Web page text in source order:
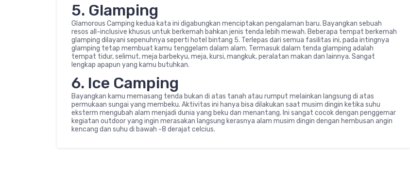
5. Glamping
Glamorous Camping kedua kata ini digabungkan menciptakan pengalaman baru. Bayangkan sebuah
resos all-inclusive khusus untuk berkemah bahkan jenis tenda lebih mewah. Beberapa tempat berkemah
glamping dilayani sepenuhnya seperti hotel bintang 5. Terlepas dari semua fasilitas ini, pada intingnya
glamping tetap membuat kamu tenggelam dalam alam. Termasuk dalam tenda glamping adalah
tempat tidur, selimut, meja barbekyu, meja, kursi, mangkuk, peralatan makan dan lainnya. Sangat
lengkap apapun yang kamu butuhkan.
6. Ice Camping
Bayangkan kamu memasang tenda bukan di atas tanah atau rumput melainkan langsung di atas
permukaan sungai yang membeku. Aktivitas ini hanya bisa dilakukan saat musim dingin ketika suhu
eksterm mengubah alam menjadi dunia yang beku dan menantang. Ini sangat cocok dengan penggemar
kegiatan outdoor yang ingin merasakan langsung kerasnya alam musim dingin dengan hembusan angin
kencang dan suhu di bawah -8 derajat celcius.